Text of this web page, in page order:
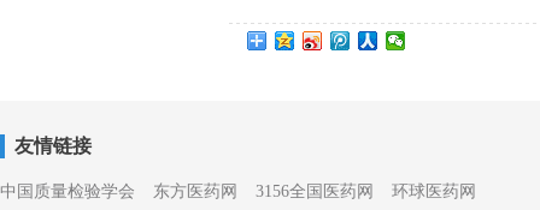
友情链接
中国质量检验学会 东方医药网 3156全国医药网 环球医药网